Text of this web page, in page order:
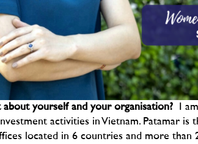
yourself and your organisation?
I
activities in Vietnam. Patamar
located in 6 countries and more